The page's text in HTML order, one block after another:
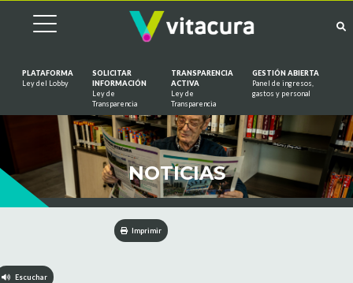
PLATAFORMA
Ley del Lobby
SOLICITAR
INFORMACIÓN
Ley de
Transparencia
TRANSPARENCIA
ACTIVA
Ley de
Transparencia
GESTIÓN ABIERTA
Panel de ingresos,
gastos y personal
NOTICIAS
Imprimir
Escuchar